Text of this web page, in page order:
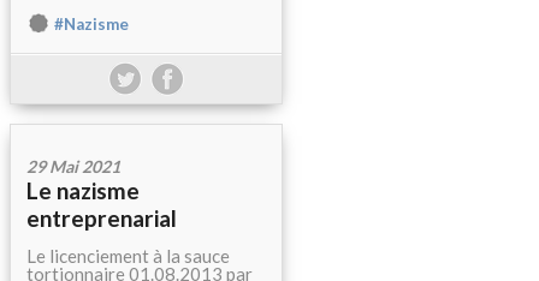
#Nazisme
29 Mai 2021
Le nazisme
entreprenarial
Le licenciement à la sauce
tortionnaire 01.08.2013 par